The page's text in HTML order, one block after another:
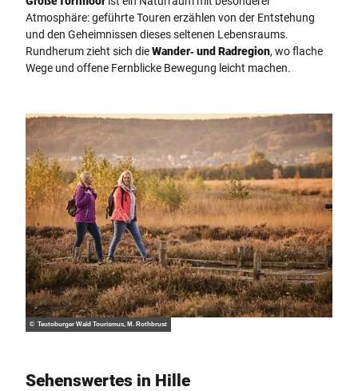
© Teutoburger Wald Tourismus, M. Rothbrust
Atmosphäre: geführte Touren erzählen von der Entstehung
und den Geheimnissen dieses seltenen Lebensraums.
Rundherum zieht sich dieWander‑ und Radregion, wo flache
Wege und offene Fernblicke Bewegung leicht machen.
Sehenswertes in Hille